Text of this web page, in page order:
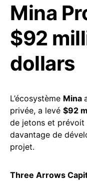
Mina
$92
dollars
L’écosystème Mina
privée, a levé $92
de jetons et prévoit
davantage de
projet.
Three Arrows